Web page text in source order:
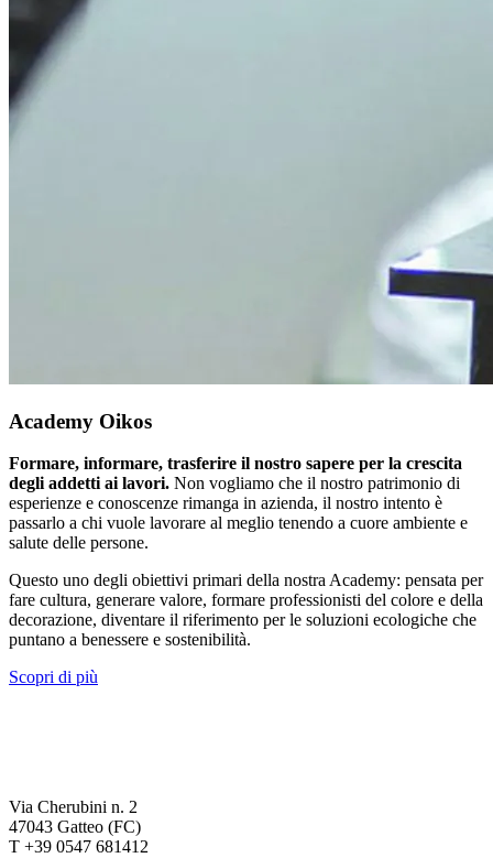
Academy Oikos
Formare, informare, trasferire il nostro sapere per la crescita
degli addetti ai lavori. Non vogliamo che il nostro patrimonio di
esperienze e conoscenze rimanga in azienda, il nostro intento è
passarlo a chi vuole lavorare al meglio tenendo a cuore ambiente e
salute delle persone.
Questo uno degli obiettivi primari della nostra Academy: pensata per
fare cultura, generare valore, formare professionisti del colore e della
decorazione, diventare il riferimento per le soluzioni ecologiche che
puntano a benessere e sostenibilità.
Scopri di più
Via Cherubini n. 2
47043 Gatteo (FC)
T +39 0547 681412